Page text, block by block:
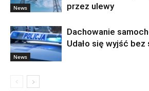
News
przez ulewy
News
Dachowanie
Udało się wyjść bez